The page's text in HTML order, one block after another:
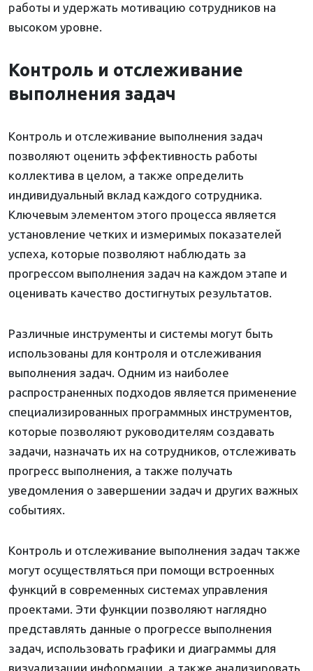
работы и удержать мотивацию сотрудников на
высоком уровне.
Контроль и отслеживание
выполнения задач
Контроль и отслеживание выполнения задач
позволяют оценить эффективность работы
коллектива в целом, а также определить
индивидуальный вклад каждого сотрудника.
Ключевым элементом этого процесса является
установление четких и измеримых показателей
успеха, которые позволяют наблюдать за
прогрессом выполнения задач на каждом этапе и
оценивать качество достигнутых результатов.
Различные инструменты и системы могут быть
использованы для контроля и отслеживания
выполнения задач. Одним из наиболее
распространенных подходов является применение
специализированных программных инструментов,
которые позволяют руководителям создавать
задачи, назначать их на сотрудников, отслеживать
прогресс выполнения, а также получать
уведомления о завершении задач и других важных
событиях.
Контроль и отслеживание выполнения задач также
могут осуществляться при помощи встроенных
функций в современных системах управления
проектами. Эти функции позволяют наглядно
представлять данные о прогрессе выполнения
задач, использовать графики и диаграммы для
визуализации информации, а также анализировать